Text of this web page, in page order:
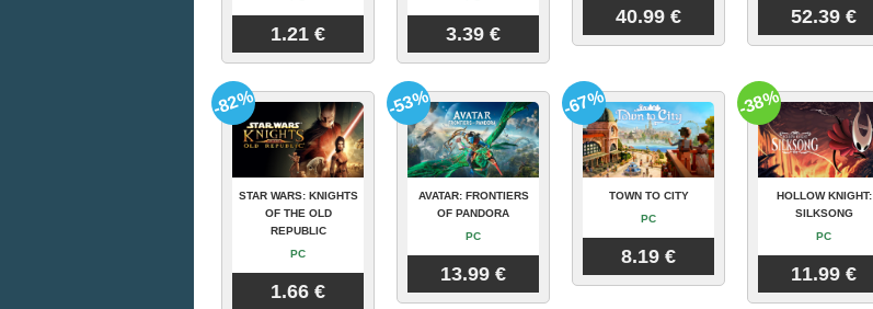
1.21 € 3.39 €
40.99 € 52.39 €
STAR WARS: KNIGHTS
OF THE OLD
REPUBLIC
PC
1.66 €
-82%
AVATAR: FRONTIERS
OF PANDORA
PC
13.99 €
-53%
TOWN TO CITY
PC
8.19 €
-67%
HOLLOW KNIGHT:
SILKSONG
PC
11.99 €
-38%